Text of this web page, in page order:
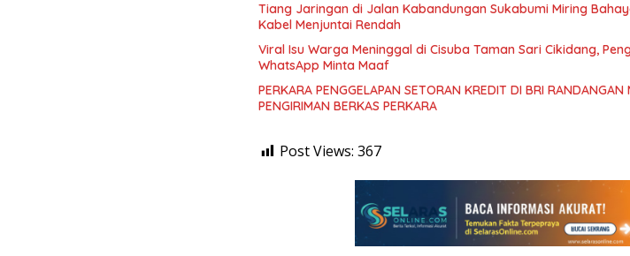
Tiang Jaringan di Jalan Kabandungan Sukabumi Miring
Kabel Menjuntai Rendah
Viral Isu Warga Meninggal di Cisuba Taman Sari Cikidang,
WhatsApp Minta Maaf
PERKARA PENGGELAPAN SETORAN KREDIT DI BRI RANDANGAN
PENGIRIMAN BERKAS PERKARA
Post Views: 367